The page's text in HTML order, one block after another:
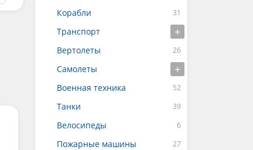
Корабли
Транспорт
Вертолеты
Самолеты
Военная техника
Танки
Велосипеды
Пожарные машины